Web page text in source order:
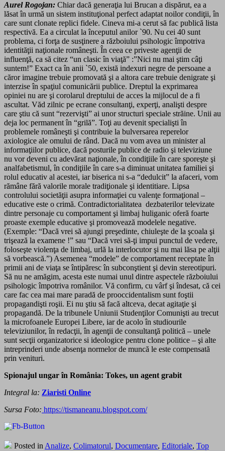
Aurel Rogojan: Chiar dacă generaţia lui Brucan a dispărut, ea a
lăsat în urmă un sistem instituţional perfect adaptat noilor condiţii, în
care sunt clonate replici fidele. Cineva mi-a cerut să fac publică lista
respectivă. Ea a circulat la începutul anilor `90. Nu cei 40 sunt
problema, ci forţa de susţinere a războiului psihologic împotriva
identităţii naţionale româneşti. În ceea ce priveste agenţii de
influenţă, ca să citez “un clasic în viaţă” :”Nici nu mai ştim câţi
suntem!” Exact ca în anii `50, există indexuri negre de persoane a
căror imagine trebuie promovată şi a altora care trebuie denigrate şi
interzise în spaţiul comunicării publice. Dreptul la exprimarea
opiniei nu are şi corolarul dreptului de acces la mijlocul de a fi
ascultat. Văd zilnic pe ecrane consultanţi, experţi, analişti despre
care ştiu că sunt “rezervişti” ai unor structuri speciale străine. Unii au
deja loc permanent în “grilă”. Toţi au devenit specialişti în
problemele româneşti şi contribuie la bulversarea reperelor
axiologice ale omului de rând. Dacă nu vom avea un minister al
informaţiilor publice, dacă posturile publice de radio şi televiziune
nu vor deveni cu adevărat naţionale, în condiţiile în care sporeşte şi
analfabetismul, în condiţiile în care s-a diminuat unitatea familiei şi
rolul educativ al acestei, iar biserica ni s-a “dedulcit” la afaceri, vom
rămâne fără valorile morale tradiţionale şi identitiare. Lipsa
controlului societăţii asupra informaţiei cu valenţe formaţional –
educative este o crimă. Contradictorialitatea dezbaterilor televizate
dintre personaje cu comportament şi limbaj huliganic oferă foarte
proaste exemple educative şi promovează modelele negative.
(Exemple: “Dacă vrei să ajungi preşedinte, chiuleşte de la şcoala şi
trişează la examene !” sau “Dacă vrei să-ţi impui punctul de vedere,
foloseşte violenţa de limbaj, urlă la interlocutor şi nu mai lăsa pe alţii
să vorbească.”) Asemenea “modele” de comportament receptate în
primii ani de viaţa se întipăresc în subconştient şi devin stereotipuri.
Să nu ne amăgim, acesta este numai unul dintre aspectele războiului
psihologic împotriva românilor. Vă confirm, cu vârf şi îndesat, că cei
care fac cea mai mare paradă de prooccidentalism sunt foştii
propagandişti roşii. Ei nu ştiu să facă altceva, decat agitaţie şi
propagandă. De la tribunele Uniunii Studenţilor Comunişti au trecut
la microfoanele Europei Libere, iar de acolo în studiourile
televiziunilor, în redacţii, în agenţii de consultanţă politică – unele
sunt secţii organizatorice si ideologice pentru clone politice – şi alte
intreprinderi unde absenţa normelor de muncă le este compensată
prin venituri.
Spionajul ungar în România: Tokes, un agent grabit
Integral la: Ziaristi Online
Sursa Foto: https://tismaneanu.blogspot.com/
Posted in Analize, Colimatorul, Documentare, Editoriale, Top